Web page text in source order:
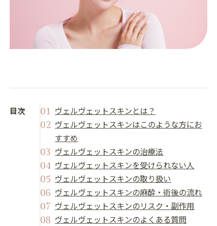
目次
ヴェルヴェットスキンとは？
ヴェルヴェットスキンはこのような方にお
すすめ
ヴェルヴェットスキンの治療法
ヴェルヴェットスキンを受けられない人
ヴェルヴェットスキンの取り扱い
ヴェルヴェットスキンの麻酔・術後の流れ
ヴェルヴェットスキンのリスク・副作用
ヴェルヴェットスキンのよくある質問